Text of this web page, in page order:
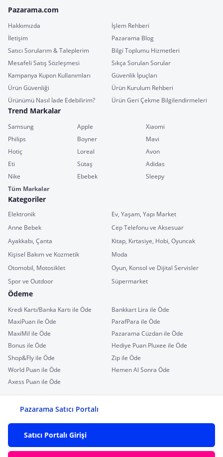
Pazarama.com
Hakkımızda
İşlem Rehberi
İletişim
Pazarama Blog
Satıcı Sorularım & Taleplerim
Bilgi Toplumu Hizmetleri
Mesafeli Satış Sözleşmesi
Sıkça Sorulan Sorular
Kampanya Kupon Kullanımları
Güvenlik İpuçları
Ürün Güvenliği
Ürün Kurulum Rehberi
Ürünümü Nasıl İade Edebilirim?
Ürün Geri Çekme Bilgilendirmeleri
Trend Markalar
Samsung Apple
Xiaomi
Philips
Boyner
Mavi
Hotiç
Loreal
Avon
Eti
Sütaş
Adidas
Nike
Ebebek
Sleepy
Tüm Markalar
Kategoriler
Elektronik
Ev, Yaşam, Yapı Market
Anne Bebek
Cep Telefonu ve Aksesuar
Ayakkabı, Çanta
Kitap, Kırtasiye, Hobi, Oyuncak
Kişisel Bakım ve Kozmetik
Moda
Otomobil, Motosiklet
Oyun, Konsol ve Dijital Servisler
Spor ve Outdoor
Süpermarket
Ödeme
Kredi Kartı/Banka Kartı ile Öde
Bankkart Lira ile Öde
MaxiPuan ile Öde
ParafPara ile Öde
MaxiMil ile Öde
Pazarama Cüzdan ile Öde
Bonus ile Öde
Hediye Puan Pluxee ile Öde
Shop&Fly ile Öde
Zip ile Öde
World Puan ile Öde
Hemen Al Sonra Öde
Axess Puan ile Öde
Pazarama Satıcı Portalı
Satıcı Portalı Girişi